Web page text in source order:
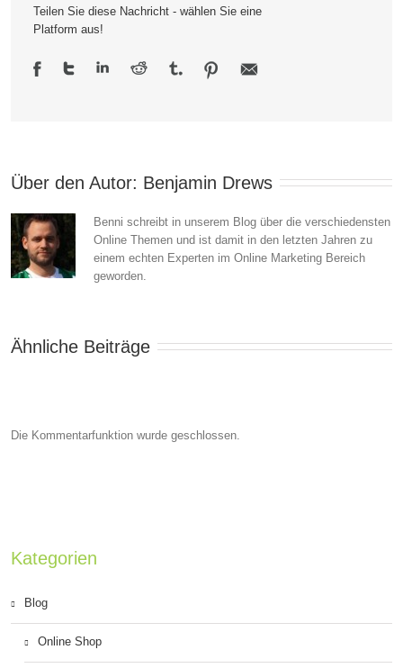
für
schnellen
Teilen Sie diese Nachricht - wählen Sie eine
Platform aus!
Über den Autor: Benjamin Drews
Benni schreibt in unserem Blog über die verschiedensten
Online Themen und ist damit in den letzten Jahren zu
einem echten Experten im Online Marketing Bereich
geworden.
Ähnliche Beiträge
Die Kommentarfunktion wurde geschlossen.
Kategorien
Blog
Online Shop